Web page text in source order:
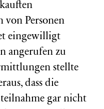
von Personen
eingewilligt
angerufen zu
stellte
dass die
gar nicht